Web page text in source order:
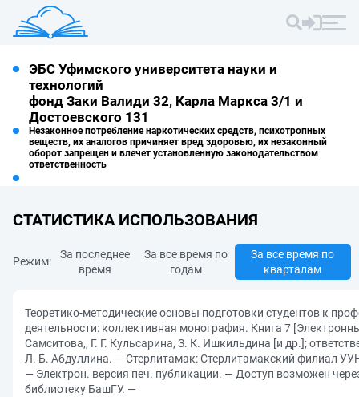
ЭБС Уфимского университета науки и
технологий
фонд Заки Валиди 32, Карла Маркса 3/1 и
Достоевского 131
Незаконное потребление наркотических средств, психотропных
веществ, их аналогов причиняет вред здоровью, их незаконный
оборот запрещен и влечет установленную законодательством
ответственность
СТАТИСТИКА ИСПОЛЬЗОВАНИЯ
Режим:
За последнее
время
За все время по
годам
За все время по
кварталам
Теоретико-методические основы подготовки студентов к
деятельности: коллективная монография. Книга 7
Самситова,, Г. Г. Кульсарина, З. К. Ишкильдина [и др.];
Л. Б. Абдуллина. — Стерлитамак: Стерлитамакский филиал
— Электрон. версия печ. публикации. — Доступ возможен
библиотеку БашГУ. —